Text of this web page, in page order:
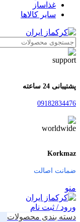
غذاساز
سایر کالاها
پشتیبانی 24 ساعته
09182834476
Korkmaz
ضمانت اصالت
منو
ورود / ثبت نام
دسته بندی محصولات